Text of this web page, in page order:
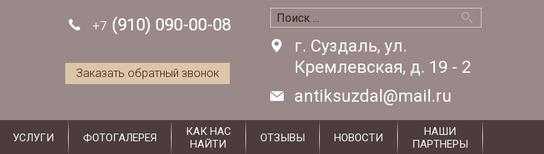
c 11:00 до 21:00
+7 (910) 090-00-08
г. Суздаль, ул.
Кремлевская, д. 19 - 2
antiksuzdal@mail.ru
Заказать обратный звонок
+7 (910) 090-00-08
УСЛУГИ ФОТОГАЛЕРЕЯ
КАК НАС
НАЙТИ
ОТЗЫВЫ НОВОСТИ
НАШИ
ПАРТНЕРЫ